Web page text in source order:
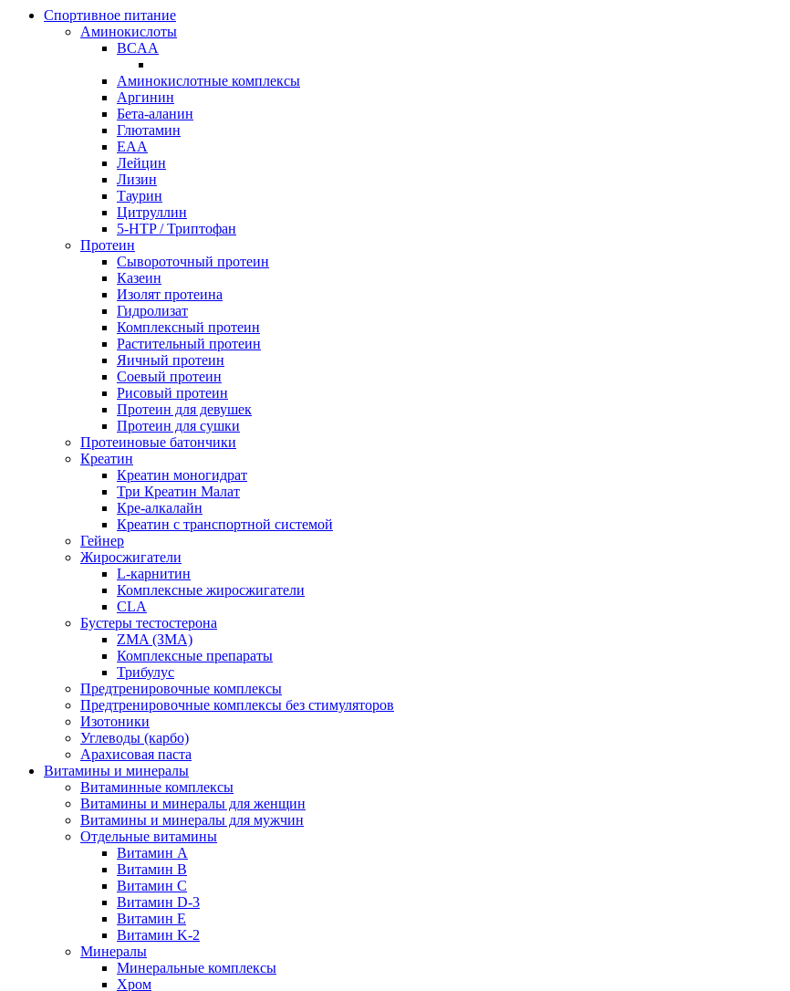
Спортивное питание
Аминокислоты
BCAA
Аминокислотные комплексы
Аргинин
Бета-аланин
Глютамин
EAA
Лейцин
Лизин
Таурин
Цитруллин
5-HTP / Триптофан
Протеин
Сывороточный протеин
Казеин
Изолят протеина
Гидролизат
Комплексный протеин
Растительный протеин
Яичный протеин
Соевый протеин
Рисовый протеин
Протеин для девушек
Протеин для сушки
Протеиновые батончики
Креатин
Креатин моногидрат
Три Креатин Малат
Кре-алкалайн
Креатин с транспортной системой
Гейнер
Жиросжигатели
L-карнитин
Комплексные жиросжигатели
CLA
Бустеры тестостерона
ZMA (ЗМА)
Комплексные препараты
Трибулус
Предтренировочные комплексы
Предтренировочные комплексы без стимуляторов
Изотоники
Углеводы (карбо)
Арахисовая паста
Витамины и минералы
Витаминные комплексы
Витамины и минералы для женщин
Витамины и минералы для мужчин
Отдельные витамины
Витамин А
Витамин B
Витамин C
Витамин D-3
Витамин Е
Витамин K-2
Минералы
Минеральные комплексы
Хром